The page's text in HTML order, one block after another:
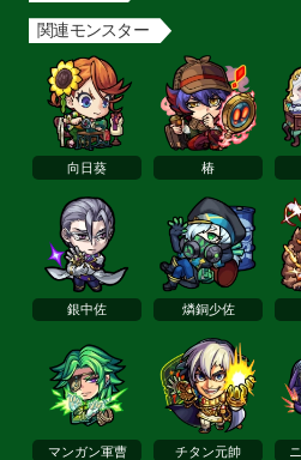
関連モンスター
向日葵 椿
銀中佐 燐銅少佐
マンガン軍曹 チタン元帥